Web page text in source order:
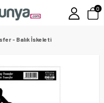
0
- Balık İskeleti